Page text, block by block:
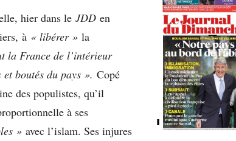
hier dans le JDD en
à « libérer » la
la France de l’intérieur
boutés du pays ». Copé
des populistes, qu’il
à ses
» avec l’islam. Ses injures